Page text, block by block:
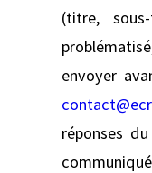
(titre,
envoyer
réponses